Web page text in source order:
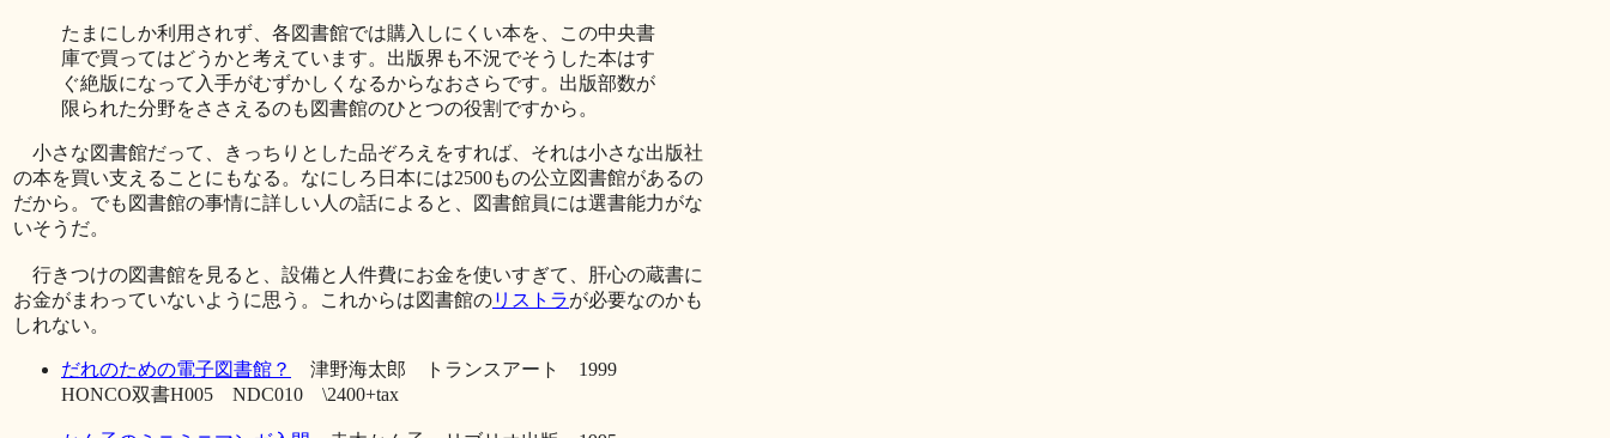
たまにしか利用されず、各図書館では購入しにくい本を、この中央書
庫で買ってはどうかと考えています。出版界も不況でそうした本はす
ぐ絶版になって入手がむずかしくなるからなおさらです。出版部数が
限られた分野をささえるのも図書館のひとつの役割ですから。
小さな図書館だって、きっちりとした品ぞろえをすれば、それは小さな出版社
の本を買い支えることにもなる。なにしろ日本には2500もの公立図書館があるの
だから。でも図書館の事情に詳しい人の話によると、図書館員には選書能力がな
いそうだ。
行きつけの図書館を見ると、設備と人件費にお金を使いすぎて、肝心の蔵書に
お金がまわっていないように思う。これからは図書館のリストラが必要なのかも
しれない。
だれのための電子図書館？
津野海太郎 トランスアート 1999
HONCO双書H005 NDC010 \2400+tax